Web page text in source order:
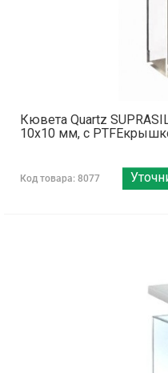
Кювета Quartz
10х10 мм, с
Код товара: 8077